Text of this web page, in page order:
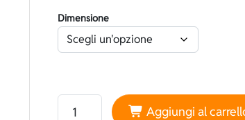
Dimensione
Neoprene Yamamoto 45 High
Aggiungi al